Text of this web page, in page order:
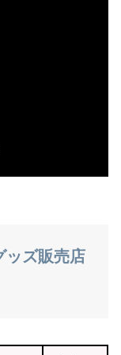
ッズ販売店